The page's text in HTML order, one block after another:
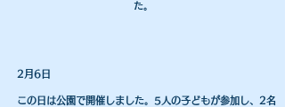
た。
2月6日
​この日は公園で開催しました。5人の子どもが参加し、2名